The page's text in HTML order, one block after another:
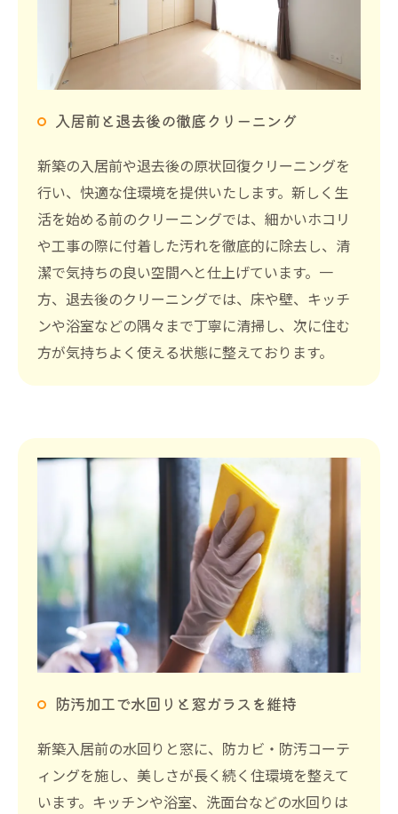
入居前と退去後の徹底クリーニング
新築の入居前や退去後の原状回復クリーニングを
行い、快適な住環境を提供いたします。新しく生
活を始める前のクリーニングでは、細かいホコリ
や工事の際に付着した汚れを徹底的に除去し、清
潔で気持ちの良い空間へと仕上げています。一
方、退去後のクリーニングでは、床や壁、キッチ
ンや浴室などの隅々まで丁寧に清掃し、次に住む
方が気持ちよく使える状態に整えております。
防汚加工で水回りと窓ガラスを維持
新築入居前の水回りと窓に、防カビ・防汚コーテ
ィングを施し、美しさが長く続く住環境を整えて
います。キッチンや浴室、洗面台などの水回りは